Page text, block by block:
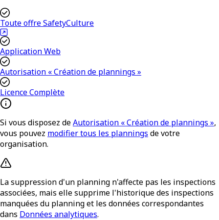
Toute offre SafetyCulture
Application Web
Autorisation « Création de plannings »
Licence Complète
Si vous disposez deAutorisation « Création de plannings »,
vous pouvez modifier tous les plannings de votre
organisation.
La suppression d'un planning n'affecte pas les inspections
associées, mais elle supprime l'historique des inspections
manquées du planning et les données correspondantes
dans Données analytiques.